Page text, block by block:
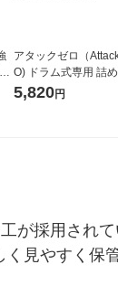
アタックゼロ（
O) ドラム式専用 詰
ガジャンボ 2300g 1
5,820円
が採用され
く見やすく